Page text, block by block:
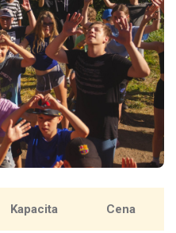
Kapacita Cena